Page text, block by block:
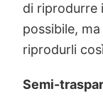
di riprodurre
possibile,
riprodurli
Semi-